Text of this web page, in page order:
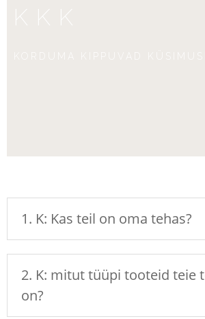
KKK
1. K: Kas teil on oma tehas?
2. K: mitut tüüpi tooteid teie
on?